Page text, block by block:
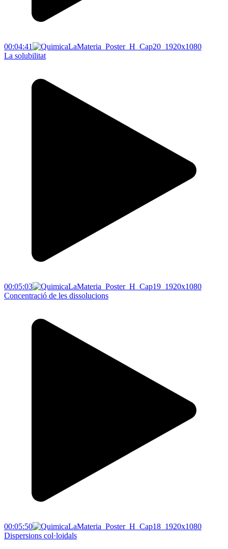
00:04:41
La solubilitat
00:05:03
Concentració de les dissolucions
00:05:50
Dispersions col·loidals